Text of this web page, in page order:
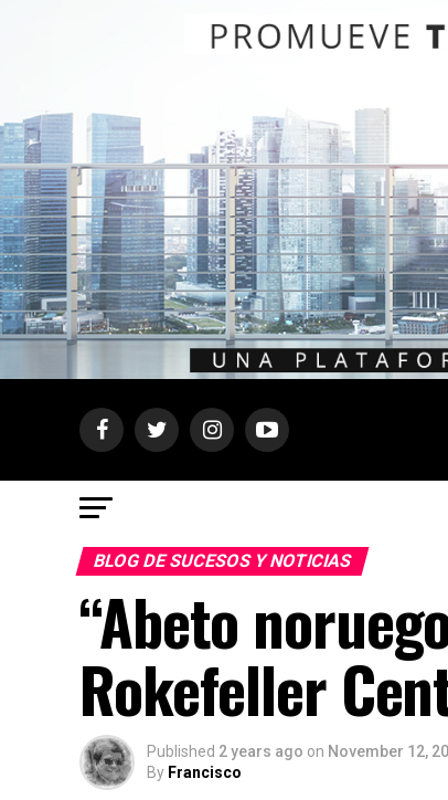
BLOG DE SUCESOS Y NOTICIAS
“Abeto
Rokefeller
Published 2 years ago on November 12,
By Francisco